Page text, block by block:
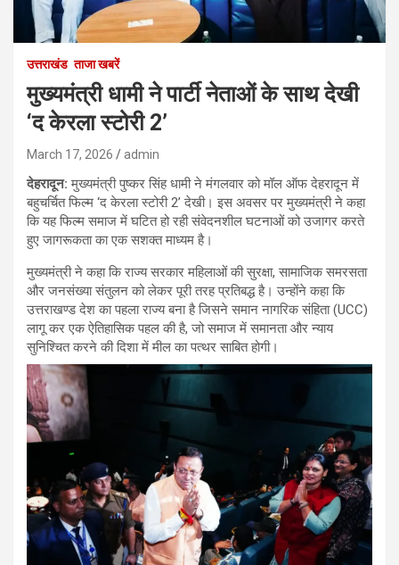
उत्तराखंड ताजा खबरें
मुख्यमंत्री धामी ने पार्टी नेताओं के साथ देखी
‘द केरला स्टोरी 2’
March 17, 2026 admin
देहरादून: मुख्यमंत्री पुष्कर सिंह धामी ने मंगलवार को मॉल ऑफ देहरादून में
बहुचर्चित फिल्म ‘द केरला स्टोरी 2’ देखी। इस अवसर पर मुख्यमंत्री ने कहा
कि यह फिल्म समाज में घटित हो रही संवेदनशील घटनाओं को उजागर करते
हुए जागरूकता का एक सशक्त माध्यम है।
मुख्यमंत्री ने कहा कि राज्य सरकार महिलाओं की सुरक्षा, सामाजिक समरसता
और जनसंख्या संतुलन को लेकर पूरी तरह प्रतिबद्ध है। उन्होंने कहा कि
उत्तराखण्ड देश का पहला राज्य बना है जिसने समान नागरिक संहिता (UCC)
लागू कर एक ऐतिहासिक पहल की है, जो समाज में समानता और न्याय
सुनिश्चित करने की दिशा में मील का पत्थर साबित होगी।